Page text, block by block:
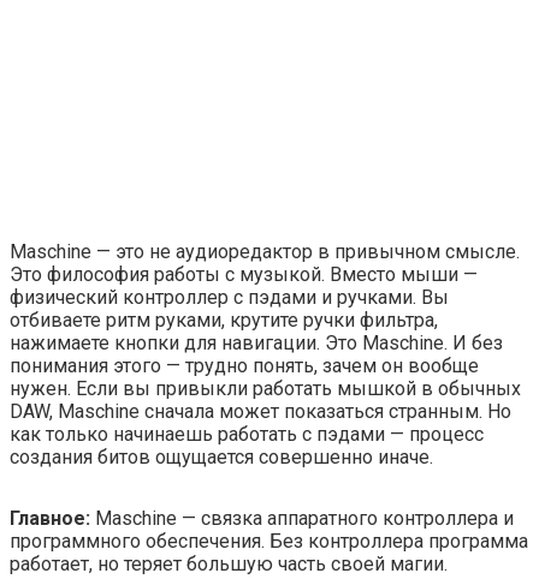
Maschine — это не аудиоредактор в привычном смысле.
Это философия работы с музыкой. Вместо мыши —
физический контроллер с пэдами и ручками. Вы
отбиваете ритм руками, крутите ручки фильтра,
нажимаете кнопки для навигации. Это Maschine. И без
понимания этого — трудно понять, зачем он вообще
нужен. Если вы привыкли работать мышкой в обычных
DAW, Maschine сначала может показаться странным. Но
как только начинаешь работать с пэдами — процесс
создания битов ощущается совершенно иначе.
Главное: Maschine — связка аппаратного контроллера и
программного обеспечения. Без контроллера программа
работает, но теряет большую часть своей магии.